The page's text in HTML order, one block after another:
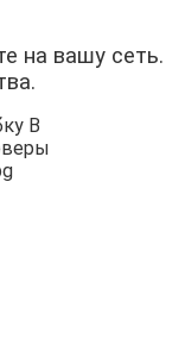
на вашу сеть.